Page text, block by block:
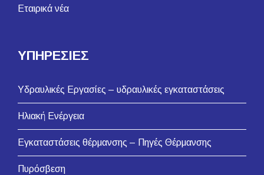
Εταιρικά νέα
ΥΠΗΡΕΣΙΕΣ
Υδραυλικές Εργασίες – υδραυλικές εγκαταστάσεις
Ηλιακή Ενέργεια
Εγκαταστάσεις θέρμανσης – Πηγές Θέρμανσης
Πυρόσβεση